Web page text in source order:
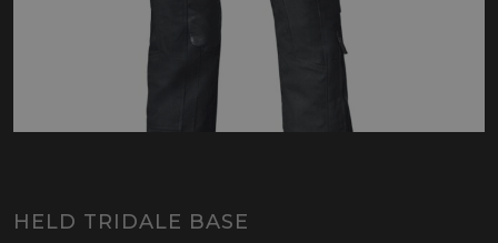
HELD TRIDALE BASE